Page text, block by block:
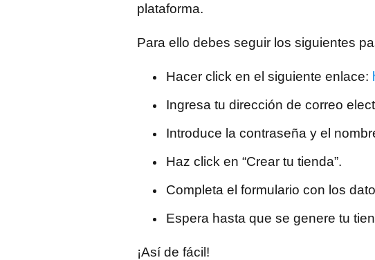
plataforma.
Para ello debes seguir los siguientes
Hacer click en el siguiente enlace:
Ingresa tu dirección de correo
Introduce la contraseña y el
Haz click en “Crear tu tienda”.
Completa el formulario con los
Espera hasta que se genere tu
¡Así de fácil!